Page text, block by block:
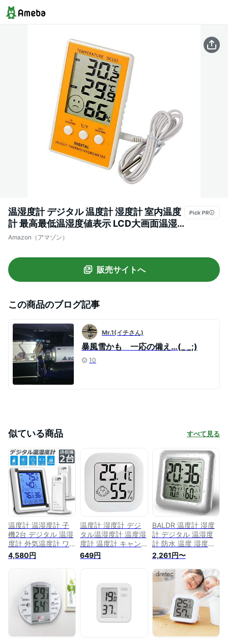
温湿度計 デジタル 温度計 湿度計 室内温度
計 最高最低温湿度値表示 LCD大画面温湿
度計
Amazon（アマゾン）
販売サイトへ
この商品のブログ記事
Mr.1(イチさん)
暴風雪かも 一応の備え…(_ _;)
10
似ている商品 すべて見る
温度計 温湿度計 子
機2台 デジタル 温湿
度計 外気温度計 ワ
イヤレス 外気温度計
ワイヤレス 温度湿度
計 冷蔵庫 業務用 室
内 室外 高精度 LCD
大画面
4,580円
温度計 湿度計 デジ
タル温湿度計 温度湿
度計 温度計 キャン
プ 温度計 デジタル
湿度計 高精度 室温
スで 両面テープ付き
車内温湿度計（1）
649円
BALDR 温度計 湿度
計 デジタル 温湿度
計 防水 温度 湿度計
LCD防水時計大画面
シャワー時計 温度計
湿度計 デジタル 時
計 壁掛け 時計 お風
呂 防水クロック 時
間表示湿度計 温度計
デジタル シャワー温
度湿度計 (シルバー)
2,261円〜